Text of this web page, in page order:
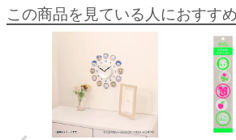
この商品を見ている人におすすめ